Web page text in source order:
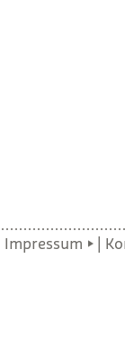
Impressum